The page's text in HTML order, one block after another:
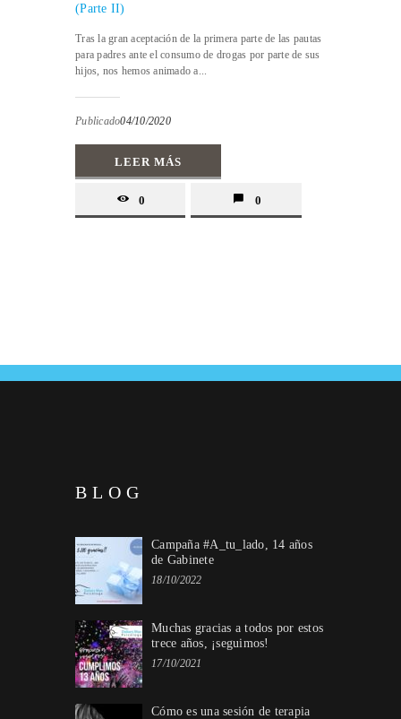
(Parte II)
Tras la gran aceptación de la primera parte de las pautas
para padres ante el consumo de drogas por parte de sus
hijos, nos hemos animado a...
Publicado04/10/2020
LEER MÁS
0 0
BLOG
Campaña #A_tu_lado, 14 años
de Gabinete
18/10/2022
Muchas gracias a todos por estos
trece años, ¡seguimos!
17/10/2021
Cómo es una sesión de terapia